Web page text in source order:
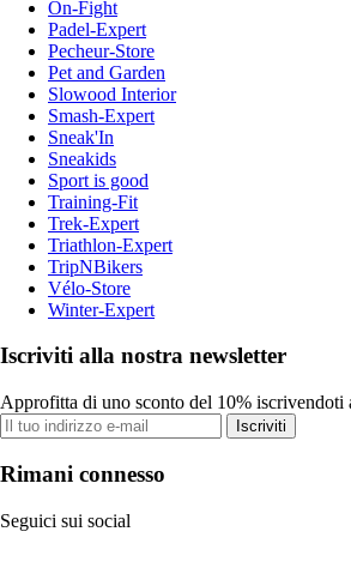
On-Fight
Padel-Expert
Pecheur-Store
Pet and Garden
Slowood Interior
Smash-Expert
Sneak'In
Sneakids
Sport is good
Training-Fit
Trek-Expert
Triathlon-Expert
TripNBikers
Vélo-Store
Winter-Expert
Iscriviti alla nostra newsletter
Approfitta di uno sconto del 10% iscrivendoti
Iscriviti
Rimani connesso
Seguici sui social